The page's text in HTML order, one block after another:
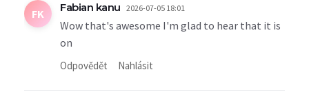
FK Fabian kanu 2026-07-05 18:01
Wow that's awesome I'm glad to hear that it is
on
Odpovědět Nahlásit